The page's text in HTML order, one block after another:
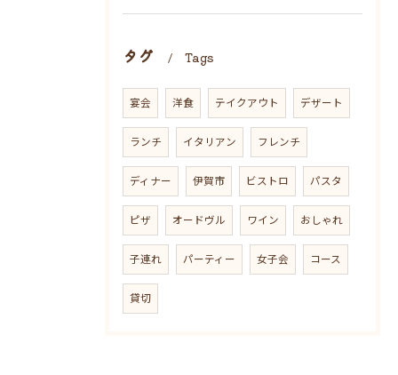
タグ Tags
宴会 洋食 テイクアウト デザート
ランチ イタリアン フレンチ
ディナー 伊賀市 ビストロ パスタ
ピザ オードヴル ワイン おしゃれ
子連れ パーティー 女子会 コース
貸切